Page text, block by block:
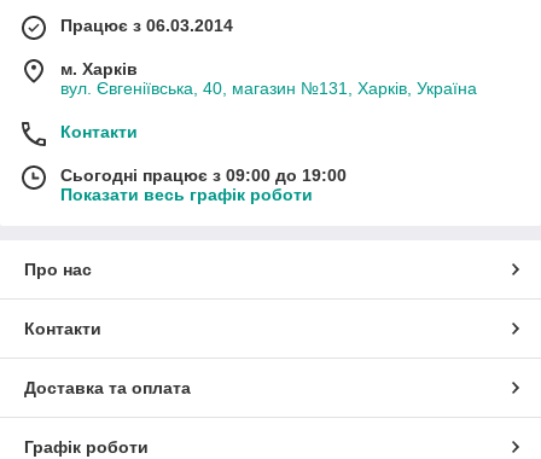
Працює з 06.03.2014
м. Харків
вул. Євгеніївська, 40, магазин №131, Харків, Україна
Контакти
Сьогодні працює з 09:00 до 19:00
Показати весь графік роботи
Про нас
Контакти
Доставка та оплата
Графік роботи